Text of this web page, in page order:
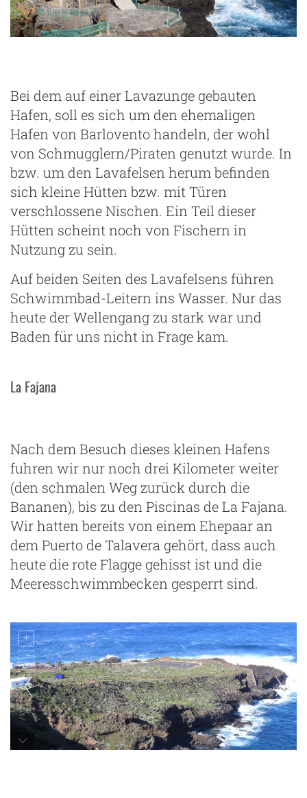
Bei dem auf einer Lavazunge gebauten
Hafen, soll es sich um den ehemaligen
Hafen von Barlovento handeln, der wohl
von Schmugglern/Piraten genutzt wurde. In
bzw. um den Lavafelsen herum befinden
sich kleine Hütten bzw. mit Türen
verschlossene Nischen. Ein Teil dieser
Hütten scheint noch von Fischern in
Nutzung zu sein.
Auf beiden Seiten des Lavafelsens führen
Schwimmbad-Leitern ins Wasser. Nur das
heute der Wellengang zu stark war und
Baden für uns nicht in Frage kam.
La Fajana
Nach dem Besuch dieses kleinen Hafens
fuhren wir nur noch drei Kilometer weiter
(den schmalen Weg zurück durch die
Bananen), bis zu den Piscinas de La Fajana.
Wir hatten bereits von einem Ehepaar an
dem Puerto de Talavera gehört, dass auch
heute die rote Flagge gehisst ist und die
Meeresschwimmbecken gesperrt sind.